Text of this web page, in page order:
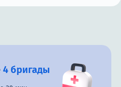
4 бригады